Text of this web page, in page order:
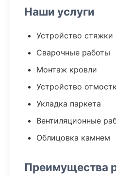
Наши услуги
Устройство стяжки
Сварочные работы
Монтаж кровли
Устройство
Укладка паркета
Вентиляционные
Облицовка камнем
Преимущества